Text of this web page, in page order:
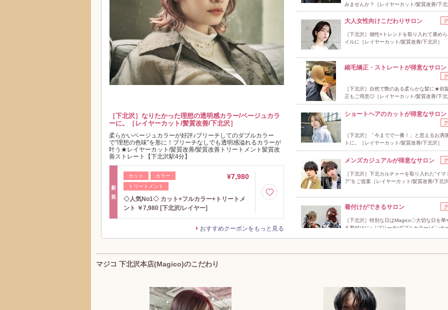
［下北沢］なりたかった理想の透明感カラー/ベージュカラ
ーに。［レイヤーカット/髪質改善/下北沢］
柔らかいベージュカラーが好評♪ブリーチしてのダブルカラー
で"理想の色味"を形に！ブリーチなしでも透明感溢れるカラーが
叶う★レイヤーカット/髪質改善/髪質改善トリートメント髪質改
善ストレート【下北沢駅4分】
新
規
カット
カラー
トリートメント
¥7,980
◇人気No1◇ カット+フルカラー+トリートメ
ント ￥7,980 [下北沢/レイヤー]
おすすめクーポンをもっと見る
みませんか？［レイヤーカット/髪質改善/下
大人女性向けこだわりサロン
［下北沢］個性×トレンドを取り入れて褒め
イルに［レイヤーカット/髪質改善/下北沢］
縮毛矯正・ストレートが得意なサロン
［下北沢］自然で艶のある柔らかな髪に★前
正もご用意◎［レイヤーカット/髪質改善/下
ショートヘアのカットが得意なサロン
［下北沢］「今までで一番！」と思えるお洒
トに。［レイヤーカット/髪質改善/下北沢］
メンズカジュアルが得意なサロン
［下北沢］下北カルチャーを取り入れた”イマ
ア”をご提案［レイヤーカット/髪質改善/下北
着付けができるサロン
［下北沢］特別な日はMagico◇大切な日を華
る着付けに♪［ブリーチ/ダブルカラー/インナ
マジコ 下北沢本店(Magico)のこだわり